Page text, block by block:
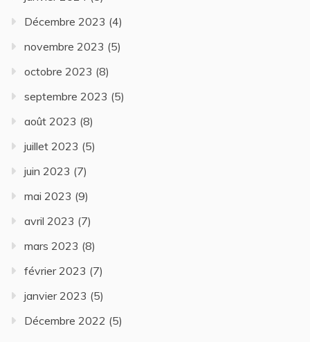
Décembre 2023 (4)
novembre 2023 (5)
octobre 2023 (8)
septembre 2023 (5)
août 2023 (8)
juillet 2023 (5)
juin 2023 (7)
mai 2023 (9)
avril 2023 (7)
mars 2023 (8)
février 2023 (7)
janvier 2023 (5)
Décembre 2022 (5)